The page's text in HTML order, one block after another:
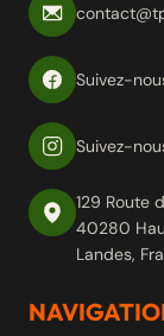
Suivez-
Suivez-
129 Route
40280
Landes,